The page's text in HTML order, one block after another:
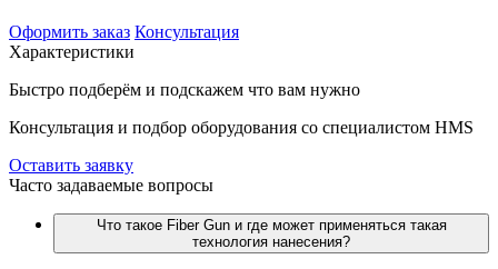
Оформить заказ Консультация
Характеристики
Быстро подберём и подскажем что вам нужно
Консультация и подбор оборудования со специалистом HMS
Оставить заявку
Часто задаваемые вопросы
Что такое Fiber Gun и где может применяться такая
технология нанесения?